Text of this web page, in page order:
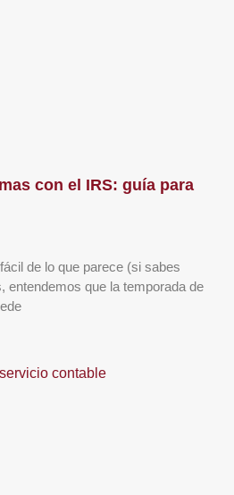
con el IRS: guía para
de lo que parece (si sabes
entendemos que la temporada de